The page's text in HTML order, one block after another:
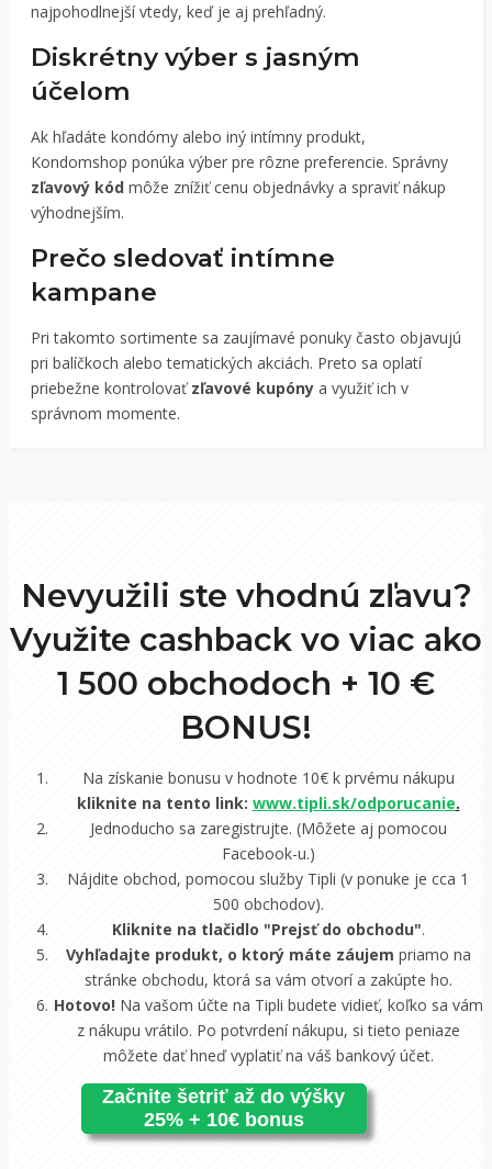
najpohodlnejší vtedy, keď je aj prehľadný.
Diskrétny výber s jasným
účelom
Ak hľadáte kondómy alebo iný intímny produkt,
Kondomshop ponúka výber pre rôzne preferencie. Správny
zľavový kód môže znížiť cenu objednávky a spraviť nákup
výhodnejším.
Prečo sledovať intímne
kampane
Pri takomto sortimente sa zaujímavé ponuky často objavujú
pri balíčkoch alebo tematických akciách. Preto sa oplatí
priebežne kontrolovaťzľavové kupóny a využiť ich v
správnom momente.
Nevyužili ste vhodnú zľavu?
Využite cashback vo viac ako
1 500 obchodoch + 10 €
BONUS!
Na získanie bonusu v hodnote 10€ k prvému nákupu
kliknite na tento link: www.tipli.sk/odporucanie.
Jednoducho sa zaregistrujte. (Môžete aj pomocou
Facebook-u.)
Nájdite obchod, pomocou služby Tipli (v ponuke je cca 1
500 obchodov).
Kliknite na tlačidlo "Prejsť do obchodu".
Vyhľadajte produkt, o ktorý máte záujem priamo na
stránke obchodu, ktorá sa vám otvorí a zakúpte ho.
Hotovo!Na vašom účte na Tipli budete vidieť, koľko sa vám
z nákupu vrátilo. Po potvrdení nákupu, si tieto peniaze
môžete dať hneď vyplatiť na váš bankový účet.
Začnite šetriť až do výšky
25% + 10€ bonus